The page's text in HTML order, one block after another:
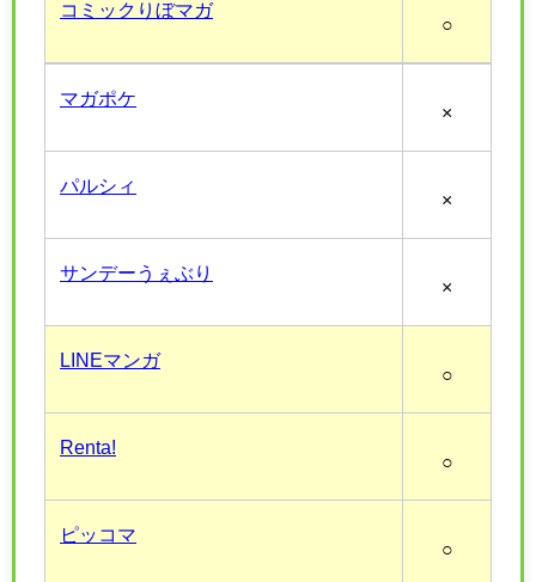
コミックりぼマガ
○
マガポケ
×
パルシィ
×
サンデーうぇぶり
×
LINEマンガ
○
Renta!
○
ピッコマ
○